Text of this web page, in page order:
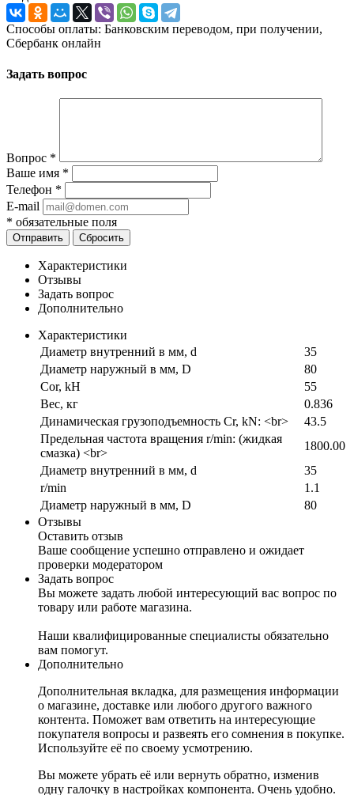
Способы оплаты: Банковским переводом, при получении,
Сбербанк онлайн
Задать вопрос
Вопрос *
Ваше имя *
Телефон *
E-mail
* обязательные поля
Отправить Сбросить
Характеристики
Отзывы
Задать вопрос
Дополнительно
Характеристики
Диаметр внутренний в мм, d
35
Диаметр наружный в мм, D
80
Cor, kH
55
Вес, кг
0.836
Динамическая грузоподъемность Cr, kN: <br>
43.5
Предельная частота вращения r/min: (жидкая
смазка) <br>
1800.00
Диаметр внутренний в мм, d
35
r/min
1.1
Диаметр наружный в мм, D
80
Отзывы
Оставить отзыв
Ваше сообщение успешно отправлено и ожидает
проверки модератором
Задать вопрос
Вы можете задать любой интересующий вас вопрос по
товару или работе магазина.
Наши квалифицированные специалисты обязательно
вам помогут.
Дополнительно
Дополнительная вкладка, для размещения информации
о магазине, доставке или любого другого важного
контента. Поможет вам ответить на интересующие
покупателя вопросы и развеять его сомнения в покупке.
Используйте её по своему усмотрению.
Вы можете убрать её или вернуть обратно, изменив
одну галочку в настройках компонента. Очень удобно.